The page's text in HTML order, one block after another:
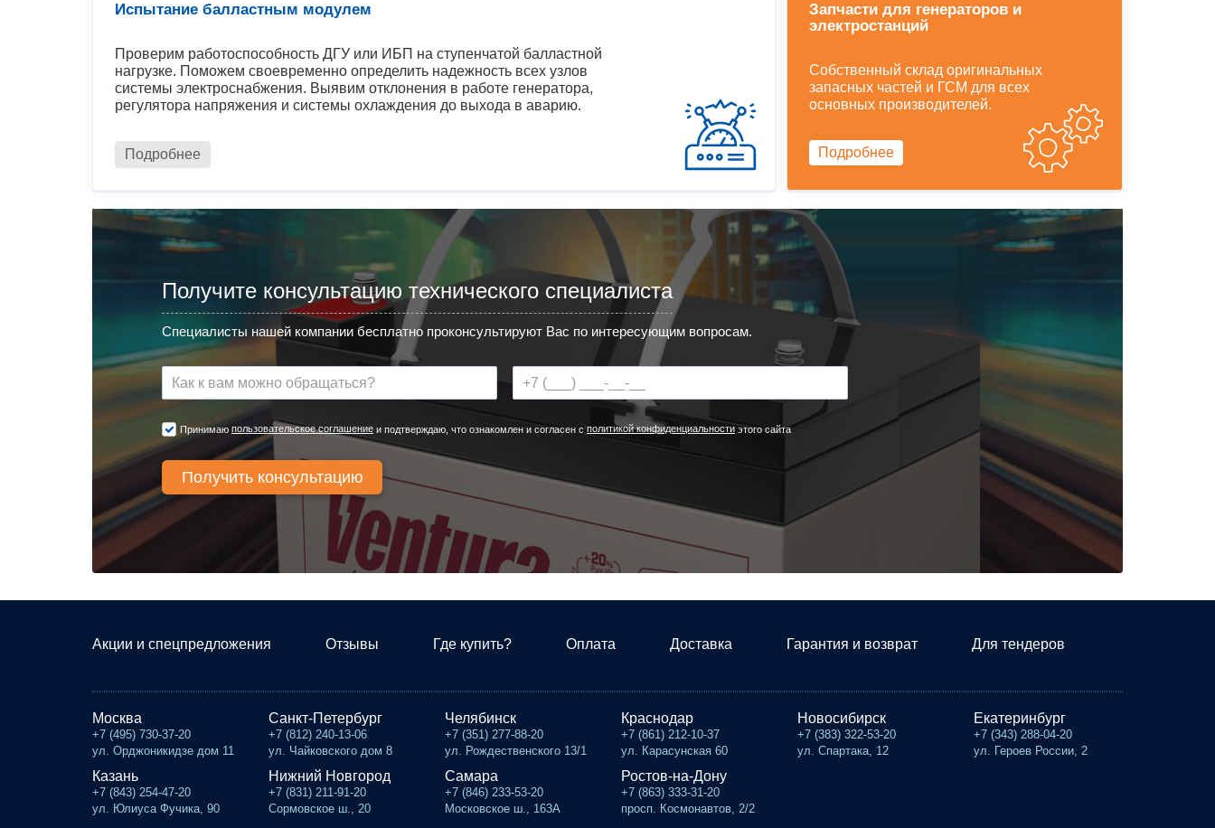
Запчасти для генераторов и
электростанций
Собственный склад оригинальных
запасных частей и ГСМ для всех
основных производителей.
Подробнее
Испытание балластным модулем
Проверим работоспособность ДГУ или ИБП на ступенчатой балластной
нагрузке. Поможем своевременно определить надежность всех узлов
системы электроснабжения. Выявим отклонения в работе генератора,
регулятора напряжения и системы охлаждения до выхода в аварию.
Подробнее
Получите консультацию технического специалиста
Специалисты нашей компании бесплатно проконсультируют Вас по интересующим вопросам.
Принимаю пользовательское соглашение и подтверждаю, что ознакомлен и согласен с политикой конфиденциальности этого сайта
Акции и спецпредложения Отзывы Где купить? Оплата Доставка Гарантия и возврат Для тендеров
Москва
+7 (495) 730-37-20
ул. Орджоникидзе дом 11
Санкт-Петербург
+7 (812) 240-13-06
ул. Чайковского дом 8
Челябинск
+7 (351) 277-88-20
ул. Рождественского 13/1
Краснодар
+7 (861) 212-10-37
ул. Карасунская 60
Новосибирск
+7 (383) 322-53-20
ул. Спартака, 12
Екатеринбург
+7 (343) 288-04-20
ул. Героев России, 2
Казань
+7 (843) 254-47-20
ул. Юлиуса Фучика, 90
Нижний Новгород
+7 (831) 211-91-20
Сормовское ш., 20
Самара
+7 (846) 233-53-20
Московское ш., 163А
Ростов-на-Дону
+7 (863) 333-31-20
просп. Космонавтов, 2/2